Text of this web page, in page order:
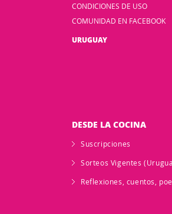
CONDICIONES DE USO
COMUNIDAD EN FACEBOOK
URUGUAY
DESDE LA COCINA
Suscripciones
Sorteos Vigentes
Reflexiones, cuentos,